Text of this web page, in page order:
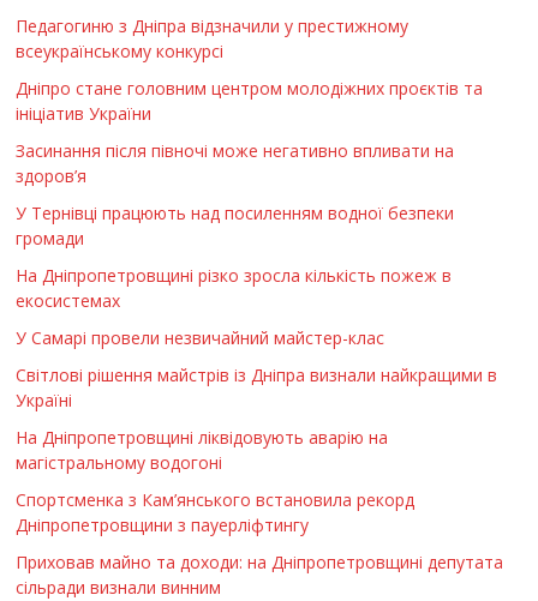
Педагогиню з Дніпра відзначили у престижному
всеукраїнському конкурсі
Дніпро стане головним центром молодіжних проєктів та
ініціатив України
Засинання після півночі може негативно впливати на
здоров’я
У Тернівці працюють над посиленням водної безпеки
громади
На Дніпропетровщині різко зросла кількість пожеж в
екосистемах
У Самарі провели незвичайний майстер-клас
Світлові рішення майстрів із Дніпра визнали найкращими в
Україні
На Дніпропетровщині ліквідовують аварію на
магістральному водогоні
Спортсменка з Кам’янського встановила рекорд
Дніпропетровщини з пауерліфтингу
Приховав майно та доходи: на Дніпропетровщині депутата
сільради визнали винним